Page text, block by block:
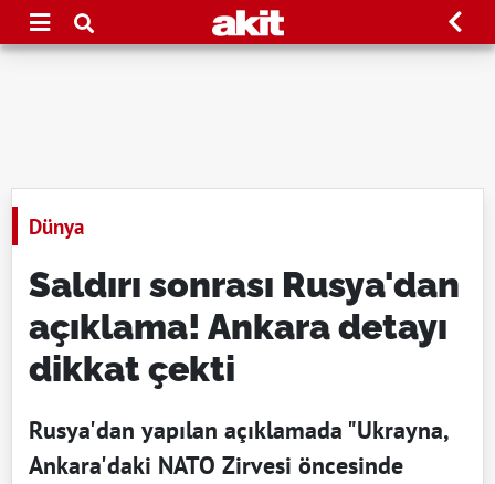
Dünya
Saldırı sonrası Rusya'dan
açıklama! Ankara detayı
dikkat çekti
Rusya'dan yapılan açıklamada "Ukrayna,
Ankara'daki NATO Zirvesi öncesinde